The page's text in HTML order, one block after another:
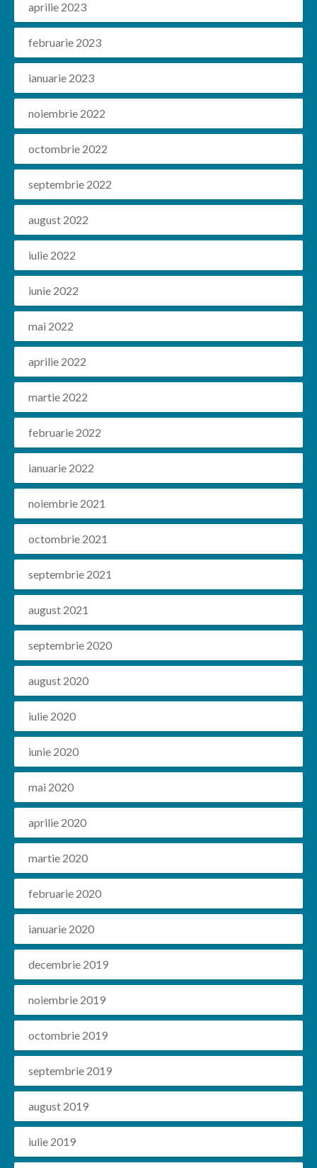
aprilie 2023
februarie 2023
ianuarie 2023
noiembrie 2022
octombrie 2022
septembrie 2022
august 2022
iulie 2022
iunie 2022
mai 2022
aprilie 2022
martie 2022
februarie 2022
ianuarie 2022
noiembrie 2021
octombrie 2021
septembrie 2021
august 2021
septembrie 2020
august 2020
iulie 2020
iunie 2020
mai 2020
aprilie 2020
martie 2020
februarie 2020
ianuarie 2020
decembrie 2019
noiembrie 2019
octombrie 2019
septembrie 2019
august 2019
iulie 2019